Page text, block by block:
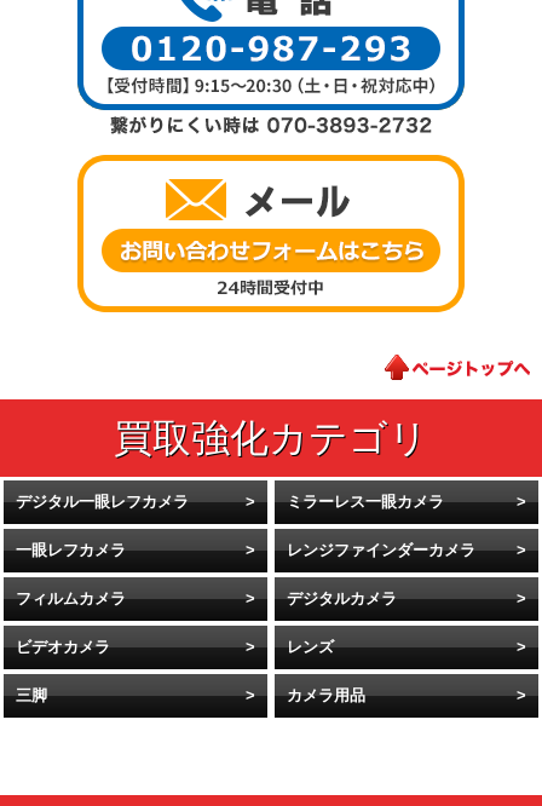
デジタル一眼レフカメラ ミラーレス一眼カメラ
一眼レフカメラ レンジファインダーカメラ
フィルムカメラ デジタルカメラ
ビデオカメラ レンズ
三脚 カメラ用品